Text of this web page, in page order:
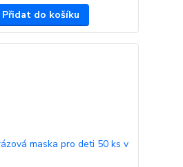
Přidat do košíku